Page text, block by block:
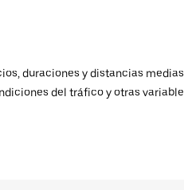
duraciones y distancias
del tráfico y otras